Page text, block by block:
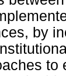
by